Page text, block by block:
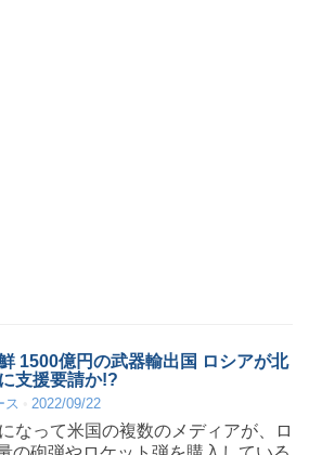
1500億円の武器輸出国 ロシアが北
支援要請か!?
ス 2022/09/22
なって米国の複数のメディアが、ロ